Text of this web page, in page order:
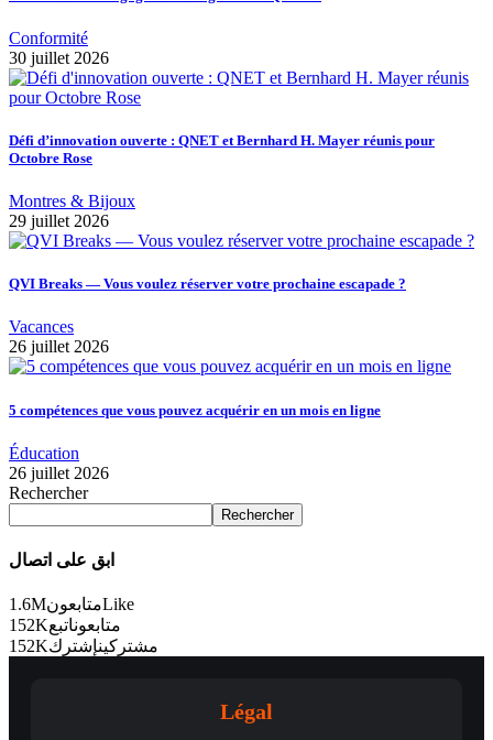
Conformité
30 juillet 2026
Défi d’innovation ouverte : QNET et Bernhard H. Mayer réunis pour
Octobre Rose
Montres & Bijoux
29 juillet 2026
QVI Breaks — Vous voulez réserver votre prochaine escapade ?
Vacances
26 juillet 2026
5 compétences que vous pouvez acquérir en un mois en ligne
Éducation
26 juillet 2026
Rechercher
Rechercher
ابق على اتصال
1.6MمتابعونLike
152K
متابعوناتبع
152K
مشتركينإشترك
Légal